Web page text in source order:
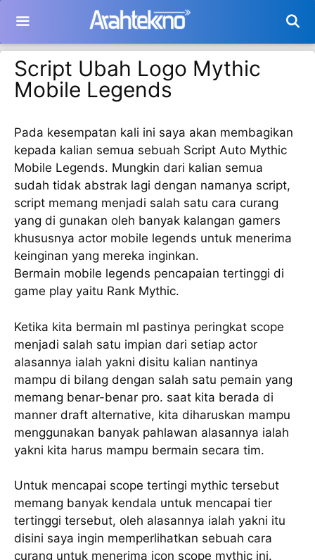
isi
Script Ubah Logo Mythic
Mobile Legends
Pada kesempatan kali ini saya akan membagikan
kepada kalian semua sebuah Script Auto Mythic
Mobile Legends. Mungkin dari kalian semua
sudah tidak abstrak lagi dengan namanya script,
script memang menjadi salah satu cara curang
yang di gunakan oleh banyak kalangan gamers
khususnya actor mobile legends untuk menerima
keinginan yang mereka inginkan.
Bermain mobile legends pencapaian tertinggi di
game play yaitu Rank Mythic.
Ketika kita bermain ml pastinya peringkat scope
menjadi salah satu impian dari setiap actor
alasannya ialah yakni disitu kalian nantinya
mampu di bilang dengan salah satu pemain yang
memang benar-benar pro. saat kita berada di
manner draft alternative, kita diharuskan mampu
menggunakan banyak pahlawan alasannya ialah
yakni kita harus mampu bermain secara tim.
Untuk mencapai scope tertingi mythic tersebut
memang banyak kendala untuk mencapai tier
tertinggi tersebut, oleh alasannya ialah yakni itu
disini saya ingin memperlihatkan sebuah cara
curang untuk menerima icon scope mythic ini.